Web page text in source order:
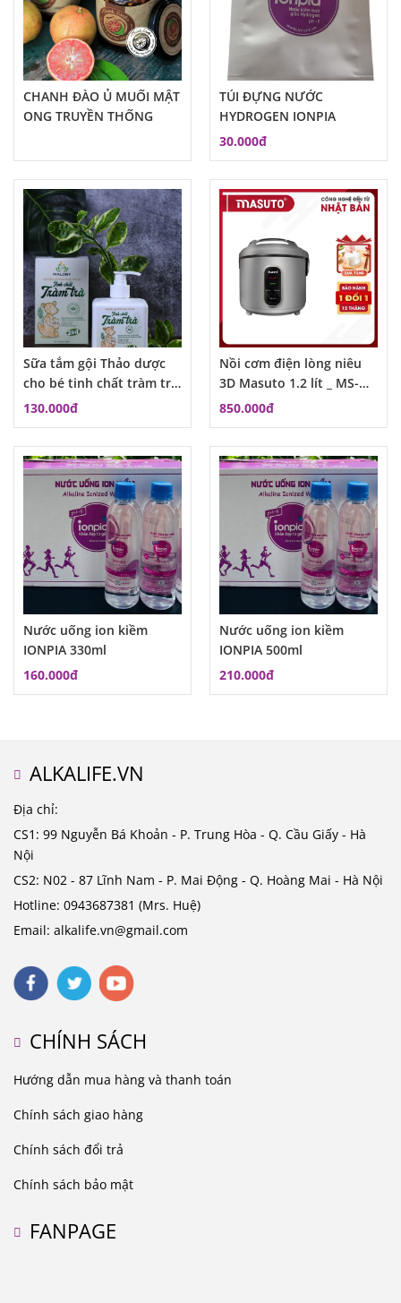
CHANH ĐÀO Ủ MUỐI MẬT
ONG TRUYỀN THỐNG
TÚI ĐỰNG NƯỚC
HYDROGEN IONPIA
30.000đ
Sữa tắm gội Thảo dược
cho bé tinh chất tràm trà
Maloby
130.000đ
Nồi cơm điện lòng niêu
3D Masuto 1.2 lít _ MS-
RC1200
850.000đ
Nước uống ion kiềm
IONPIA 330ml
160.000đ
Nước uống ion kiềm
IONPIA 500ml
210.000đ
ALKALIFE.VN
Địa chỉ:
CS1: 99 Nguyễn Bá Khoản - P. Trung Hòa - Q. Cầu Giấy - Hà
Nội
CS2: N02 - 87 Lĩnh Nam - P. Mai Động - Q. Hoàng Mai - Hà Nội
Hotline: 0943687381 (Mrs. Huệ)
Email: alkalife.vn@gmail.com
CHÍNH SÁCH
Hướng dẫn mua hàng và thanh toán
Chính sách giao hàng
Chính sách đổi trả
Chính sách bảo mật
FANPAGE